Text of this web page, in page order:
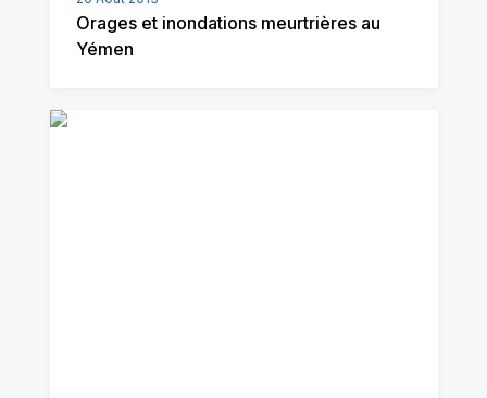
Orages et inondations meurtrières au
Yémen